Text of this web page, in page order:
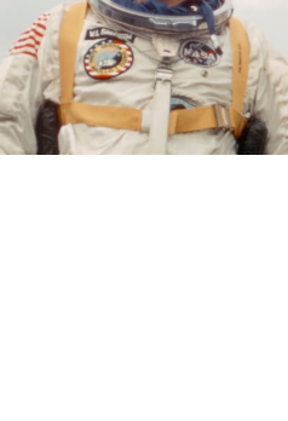
z potápějícího se
správně.